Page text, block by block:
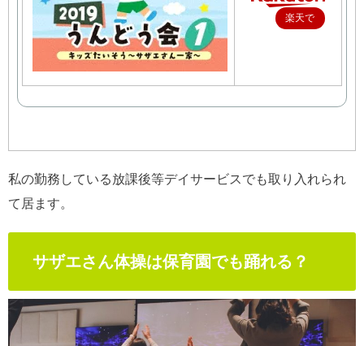
楽天で
私の勤務している放課後等デイサービスでも取り入れられ
て居ます。
サザエさん体操は保育園でも踊れる？